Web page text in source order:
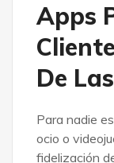
Apps
De
Para nadie
ocio o
fidelización